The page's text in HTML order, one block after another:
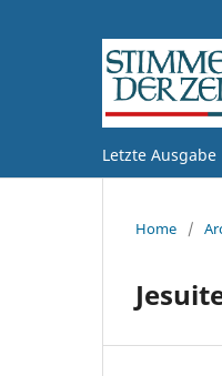
Letzte Ausgabe
Home /